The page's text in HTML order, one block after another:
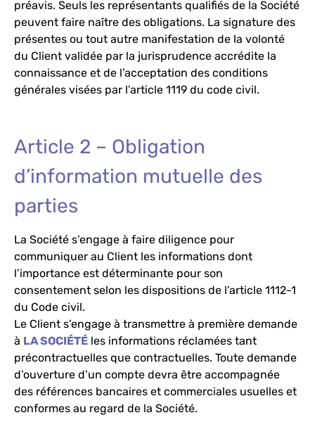
préavis. Seuls les représentants qualifiés de la Société
peuvent faire naître des obligations. La signature des
présentes ou tout autre manifestation de la volonté
du Client validée par la jurisprudence accrédite la
connaissance et de l’acceptation des conditions
générales visées par l’article 1119 du code civil.
Article 2 – Obligation
d’information mutuelle des
parties
La Société s’engage à faire diligence pour
communiquer au Client les informations dont
l’importance est déterminante pour son
consentement selon les dispositions de l’article 1112-1
du Code civil.
Le Client s’engage à transmettre à première demande
à LA SOCIÉTÉ les informations réclamées tant
précontractuelles que contractuelles. Toute demande
d’ouverture d’un compte devra être accompagnée
des références bancaires et commerciales usuelles et
conformes au regard de la Société.